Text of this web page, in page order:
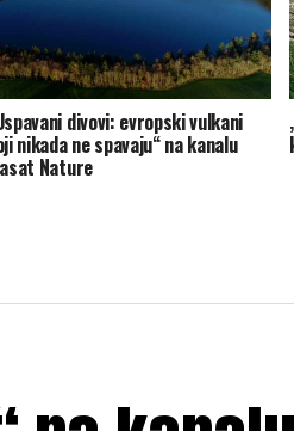
divovi: evropski vulkani
nikada ne spavaju“ na kanalu
Nature